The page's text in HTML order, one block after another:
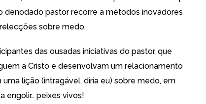
denodado pastor recorre a métodos inovadores
sobre medo.
das ousadas iniciativas do pastor, que
a Cristo e desenvolvam um relacionamento
lição (intragável, diria eu) sobre medo, em
engolir… peixes vivos!